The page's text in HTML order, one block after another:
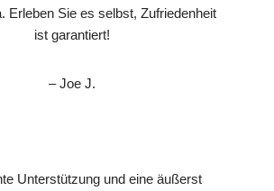
Erleben Sie es selbst, Zufriedenheit
ist garantiert!
– Joe J.
Unterstützung und eine äußerst